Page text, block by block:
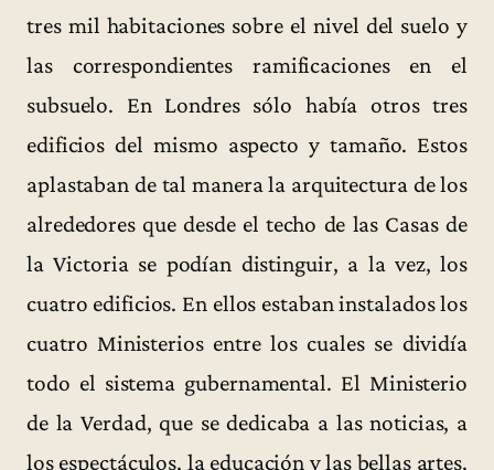
tres mil habitaciones sobre el nivel del suelo y
las correspondientes ramificaciones en el
subsuelo. En Londres sólo había otros tres
edificios del mismo aspecto y tamaño. Estos
aplastaban de tal manera la arquitectura de los
alrededores que desde el techo de las Casas de
la Victoria se podían distinguir, a la vez, los
cuatro edificios. En ellos estaban instalados los
cuatro Ministerios entre los cuales se dividía
todo el sistema gubernamental. El Ministerio
de la Verdad, que se dedicaba a las noticias, a
los espectáculos, la educación y las bellas artes.